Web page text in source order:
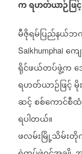
ကရဟတ်ယာဉ်ဖြင့်
မီဇိုရမ်ပြည်နယ်
Saikhumphai ကျ
ရိုင်ဖယ်တပ်ဖွဲ့က
ရဟတ်ယာဉ်ဖြင့်
ဆင့်စစ်ကောင်စီထံ
ရပါတယ်။
ဖလမ်းမြို့သိမ်း